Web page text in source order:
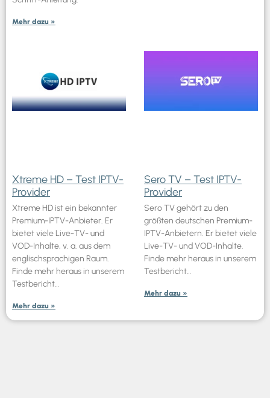
Mehr dazu »
Xtreme HD – Test IPTV-
Provider
Xtreme HD ist ein bekannter
Premium-IPTV-Anbieter. Er
bietet viele Live-TV- und
VOD-Inhalte, v. a. aus dem
englischsprachigen Raum.
Finde mehr heraus in unserem
Testbericht…
Mehr dazu »
Sero TV – Test IPTV-
Provider
Sero TV gehört zu den
größten deutschen Premium-
IPTV-Anbietern. Er bietet viele
Live-TV- und VOD-Inhalte.
Finde mehr heraus in unserem
Testbericht…
Mehr dazu »